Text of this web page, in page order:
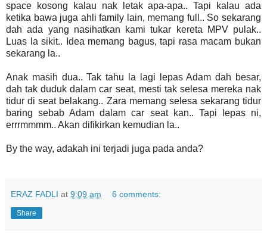
space kosong kalau nak letak apa-apa.. Tapi kalau ada
ketika bawa juga ahli family lain, memang full.. So sekarang
dah ada yang nasihatkan kami tukar kereta MPV pulak..
Luas la sikit.. Idea memang bagus, tapi rasa macam bukan
sekarang la..
Anak masih dua.. Tak tahu la lagi lepas Adam dah besar,
dah tak duduk dalam car seat, mesti tak selesa mereka nak
tidur di seat belakang.. Zara memang selesa sekarang tidur
baring sebab Adam dalam car seat kan.. Tapi lepas ni,
errrmmmm.. Akan difikirkan kemudian la..
By the way, adakah ini terjadi juga pada anda?
ERAZ FADLI at 9:09 am 6 comments:
Share